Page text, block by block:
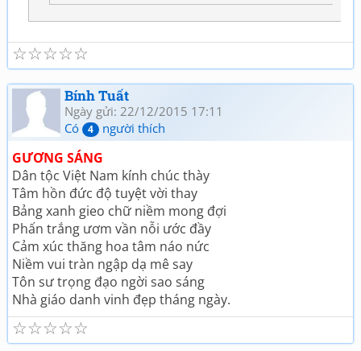
☆
☆
☆
☆
☆
Bính Tuất
Ngày gửi: 22/12/2015 17:11
Có
4 người thích
GƯƠNG SÁNG
Dân tộc Việt Nam kính chúc thày
Tâm hồn đức độ tuyệt vời thay
Bảng xanh gieo chữ niềm mong đợi
Phấn trắng ươm vần nỗi ước đầy
Cảm xúc thăng hoa tâm náo nức
Niềm vui tràn ngập dạ mê say
Tôn sư trọng đạo ngời sao sáng
Nhà giáo danh vinh đẹp tháng ngày.
☆
☆
☆
☆
☆